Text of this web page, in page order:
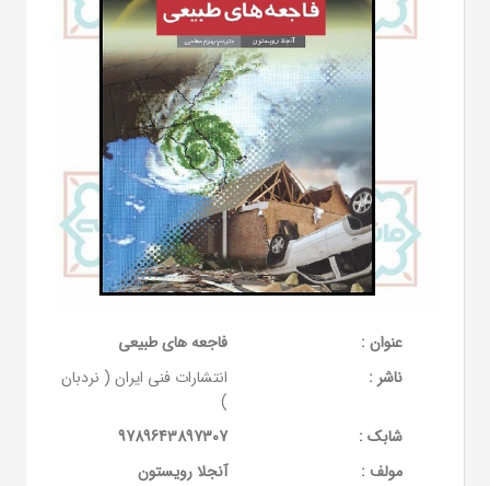
عنوان :
فاجعه های طبیعی
ناشر :
انتشارات فنی ایران ( نردبان
)
شابک :
9789643897307
مولف :
آنجلا رویستون